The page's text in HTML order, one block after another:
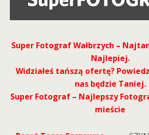
Super Fotograf Wałbrzych –
Najlepiej.
Widziałeś tańszą ofertę?
nas będzie Taniej.
Super Fotograf – Najlepszy
mieście